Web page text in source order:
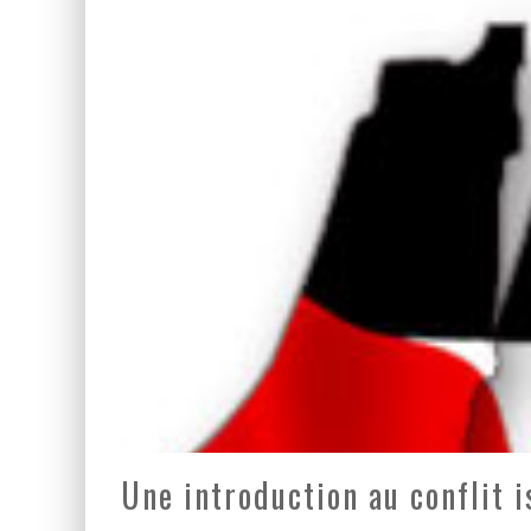
LA GUERRE SIONISTE,
LA BANALITÉ DU MAL
Une introduction au conflit